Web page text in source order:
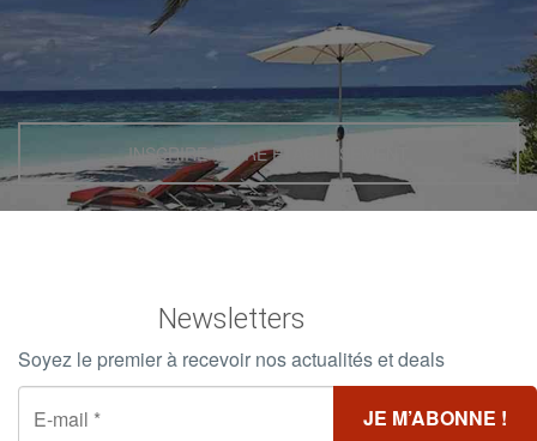
INSCRIRE VOTRE ETABLISSEMENT
Newsletters
Soyez le premier à recevoir nos actualités et deals